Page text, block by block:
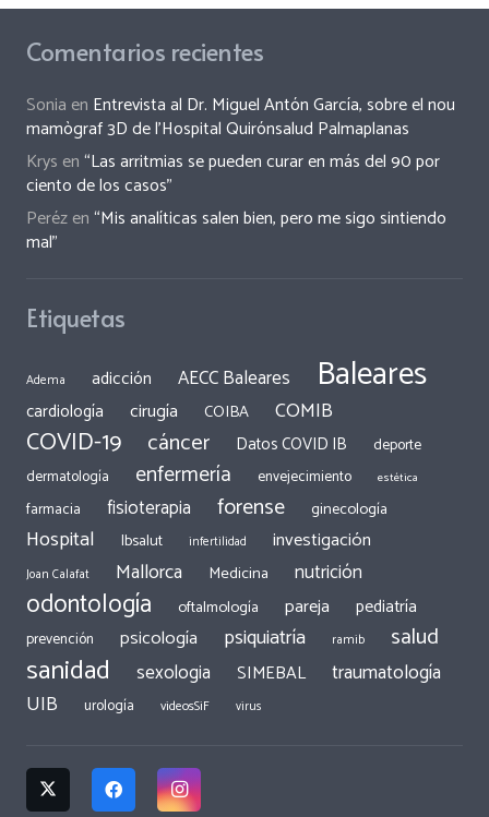
Comentarios recientes
Sonia en Entrevista al Dr. Miguel Antón García, sobre el nou
mamògraf 3D de l’Hospital Quirónsalud Palmaplanas
Krys en“Las arritmias se pueden curar en más del 90 por
ciento de los casos”
Perézen“Mis analíticas salen bien, pero me sigo sintiendo
mal”
Etiquetas
Adema adicción AECC Baleares Baleares
cardiología cirugía COIBA COMIB
COVID-19 cáncer Datos COVID IB
deporte
dermatología
enfermería envejecimiento estética
farmacia fisioterapia forense ginecología
Hospital Ibsalut infertilidad investigación
Joan Calafat Mallorca Medicina nutrición
odontología oftalmología pareja pediatría
prevención psicología psiquiatría ramib salud
sanidad sexologia SIMEBAL traumatología
UIB urología videosSiF virus